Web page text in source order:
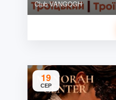
Club VANGOGH
19
СЕР